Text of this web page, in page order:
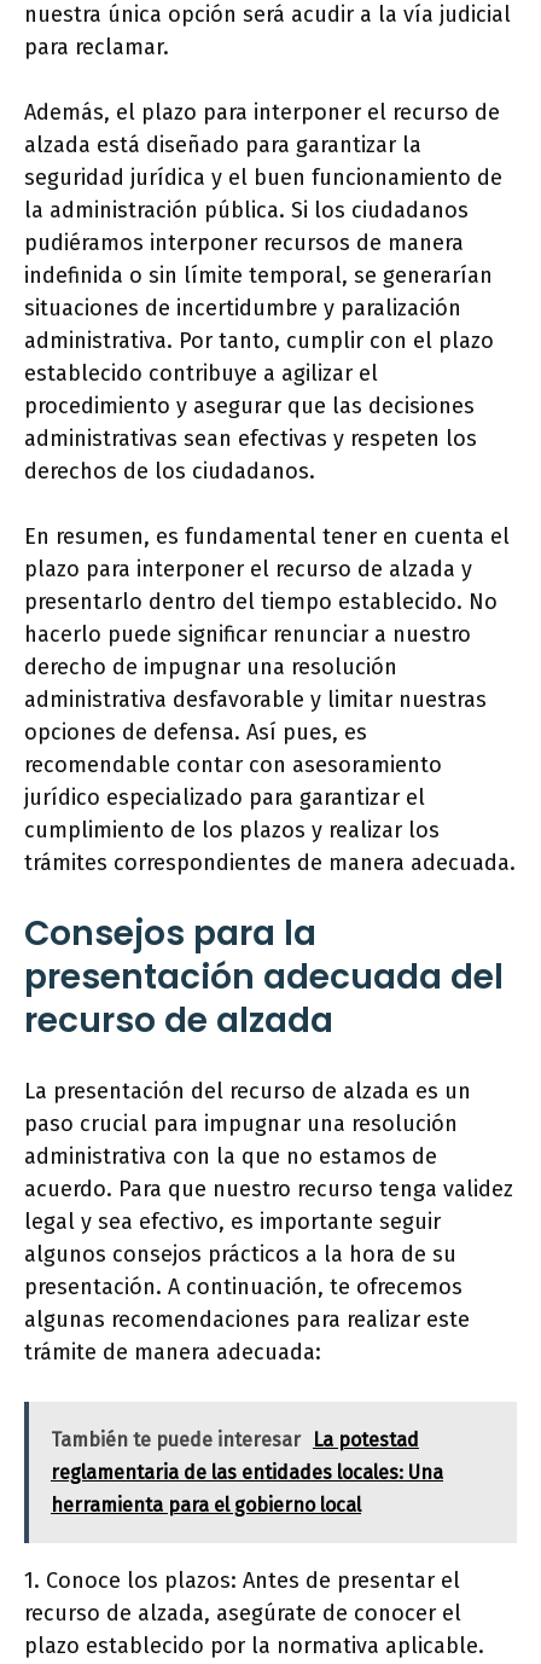
nuestra única opción será acudir a la vía judicial
para reclamar.
Además, el plazo para interponer el recurso de
alzada está diseñado para garantizar la
seguridad jurídica y el buen funcionamiento de
la administración pública. Si los ciudadanos
pudiéramos interponer recursos de manera
indefinida o sin límite temporal, se generarían
situaciones de incertidumbre y paralización
administrativa. Por tanto, cumplir con el plazo
establecido contribuye a agilizar el
procedimiento y asegurar que las decisiones
administrativas sean efectivas y respeten los
derechos de los ciudadanos.
En resumen, es fundamental tener en cuenta el
plazo para interponer el recurso de alzada y
presentarlo dentro del tiempo establecido. No
hacerlo puede significar renunciar a nuestro
derecho de impugnar una resolución
administrativa desfavorable y limitar nuestras
opciones de defensa. Así pues, es
recomendable contar con asesoramiento
jurídico especializado para garantizar el
cumplimiento de los plazos y realizar los
trámites correspondientes de manera adecuada.
Consejos para la
presentación adecuada del
recurso de alzada
La presentación del recurso de alzada es un
paso crucial para impugnar una resolución
administrativa con la que no estamos de
acuerdo. Para que nuestro recurso tenga validez
legal y sea efectivo, es importante seguir
algunos consejos prácticos a la hora de su
presentación. A continuación, te ofrecemos
algunas recomendaciones para realizar este
trámite de manera adecuada:
También te puede interesar
La potestad
reglamentaria de las entidades locales: Una
herramienta para el gobierno local
1. Conoce los plazos: Antes de presentar el
recurso de alzada, asegúrate de conocer el
plazo establecido por la normativa aplicable.